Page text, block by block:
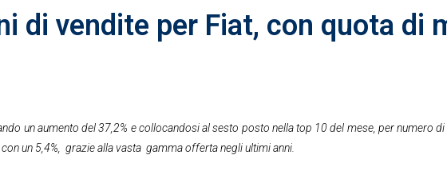
di vendite per Fiat, con quota di
un aumento del 37,2% e collocandosi al sesto posto nella top 10 del mese, per numero
con un 5,4%, grazie alla vasta gamma offerta negli ultimi anni.